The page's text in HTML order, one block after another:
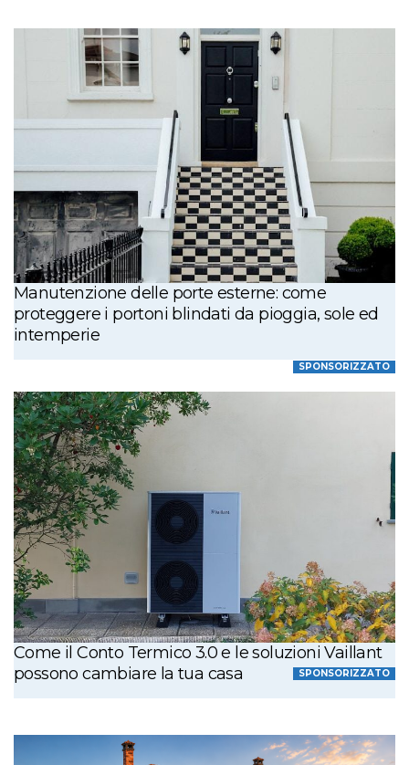
Manutenzione delle porte esterne: come
proteggere i portoni blindati da pioggia, sole ed
intemperie
SPONSORIZZATO
Come il Conto Termico 3.0 e le soluzioni Vaillant
possono cambiare la tua casa
SPONSORIZZATO